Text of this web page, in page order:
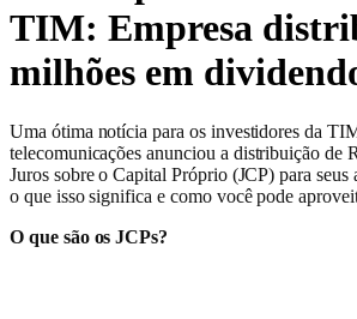
TIM: Empresa
milhões em
Uma ótima notícia para os investidores da
telecomunicações anunciou a distribuição de
Juros sobre o Capital Próprio (JCP) para seus
o que isso significa e como você pode
O que são os JCPs?